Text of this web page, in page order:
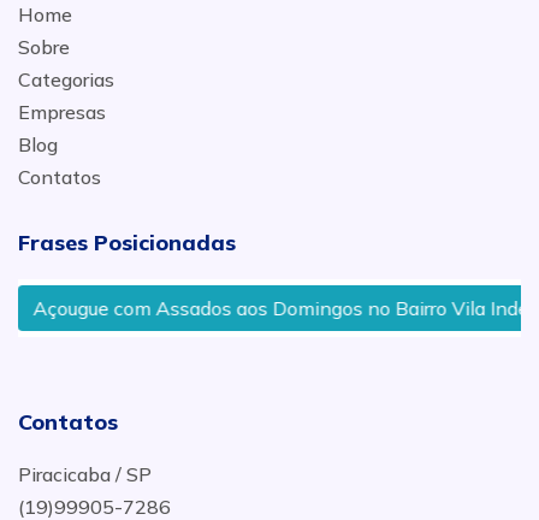
Home
Sobre
Categorias
Empresas
Blog
Contatos
Frases Posicionadas
Açougue com Assados aos Domingos no Bairro Vila
Contatos
Piracicaba / SP
(19)99905-7286